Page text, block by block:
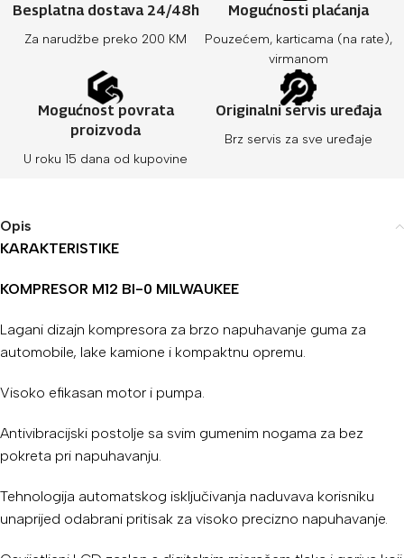
Besplatna dostava 24/48h
Za narudžbe preko 200 KM
Mogućnosti plaćanja
Pouzećem, karticama (na rate),
virmanom
Mogućnost povrata
proizvoda
U roku 15 dana od kupovine
Originalni servis uređaja
Brz servis za sve uređaje
Opis
KARAKTERISTIKE
KOMPRESOR M12 BI-0 MILWAUKEE
Lagani dizajn kompresora za brzo napuhavanje guma za
automobile, lake kamione i kompaktnu opremu.
Visoko efikasan motor i pumpa.
Antivibracijski postolje sa svim gumenim nogama za bez
pokreta pri napuhavanju.
Tehnologija automatskog isključivanja naduvava korisniku
unaprijed odabrani pritisak za visoko precizno napuhavanje.